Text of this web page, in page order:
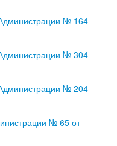
№ 164
№ 304
№ 204
№ 65 от